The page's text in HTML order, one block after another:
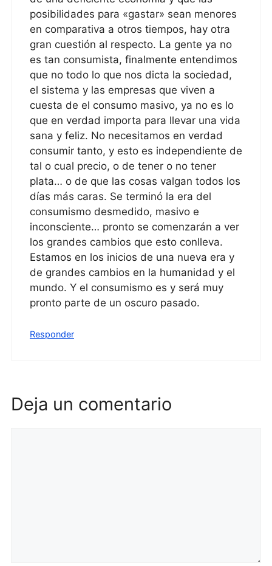
posibilidades para «gastar» sean menores
en comparativa a otros tiempos, hay otra
gran cuestión al respecto. La gente ya no
es tan consumista, finalmente entendimos
que no todo lo que nos dicta la sociedad,
el sistema y las empresas que viven a
cuesta de el consumo masivo, ya no es lo
que en verdad importa para llevar una vida
sana y feliz. No necesitamos en verdad
consumir tanto, y esto es independiente de
tal o cual precio, o de tener o no tener
plata… o de que las cosas valgan todos los
días más caras. Se terminó la era del
consumismo desmedido, masivo e
inconsciente… pronto se comenzarán a ver
los grandes cambios que esto conlleva.
Estamos en los inicios de una nueva era y
de grandes cambios en la humanidad y el
mundo. Y el consumismo es y será muy
pronto parte de un oscuro pasado.
Responder
Deja un comentario